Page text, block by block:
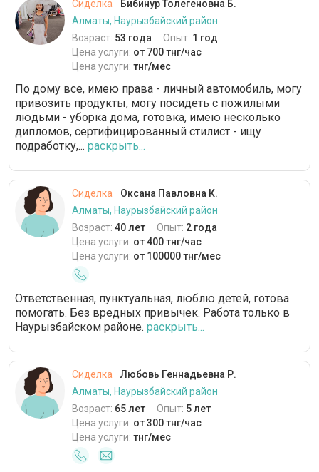
Сиделка
Бибинур Толегеновна Б.
Алматы, Наурызбайский район
Возраст: 53 года Опыт: 1 год
Цена услуги: от 700 тнг/час
Цена услуги: тнг/мес
По дому все, имею права - личный автомобиль, могу
привозить продукты, могу посидеть с пожилыми
людьми - уборка дома, готовка, имею несколько
дипломов, сертифицированный стилист - ищу
подработку,... раскрыть...
Сиделка
Оксана Павловна К.
Алматы, Наурызбайский район
Возраст: 40 лет Опыт: 2 года
Цена услуги: от 400 тнг/час
Цена услуги: от 100000 тнг/мес
Ответственная, пунктуальная, люблю детей, готова
помогать. Без вредных привычек. Работа только в
Наурызбайском районе. раскрыть...
Сиделка
Любовь Геннадьевна Р.
Алматы, Наурызбайский район
Возраст: 65 лет Опыт: 5 лет
Цена услуги: от 300 тнг/час
Цена услуги: тнг/мес